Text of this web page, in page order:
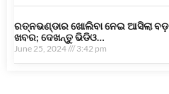
ରତ୍ନଭଣ୍ଡାର ଖୋଲିବା ନେଇ ଆସିଲା ବଡ଼
ଖବର; ଦେଖନ୍ତୁ ଭିଡିଓ…
June 25, 2024 3:42 pm